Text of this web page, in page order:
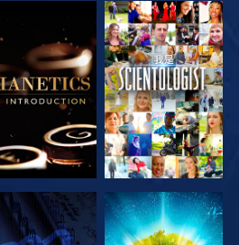
探索系列節目 觀看